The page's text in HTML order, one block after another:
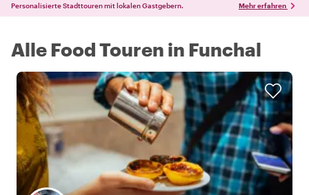
Personalisierte Stadttouren mit lokalen Gastgebern. Mehr erfahren
Alle Food Touren in Funchal